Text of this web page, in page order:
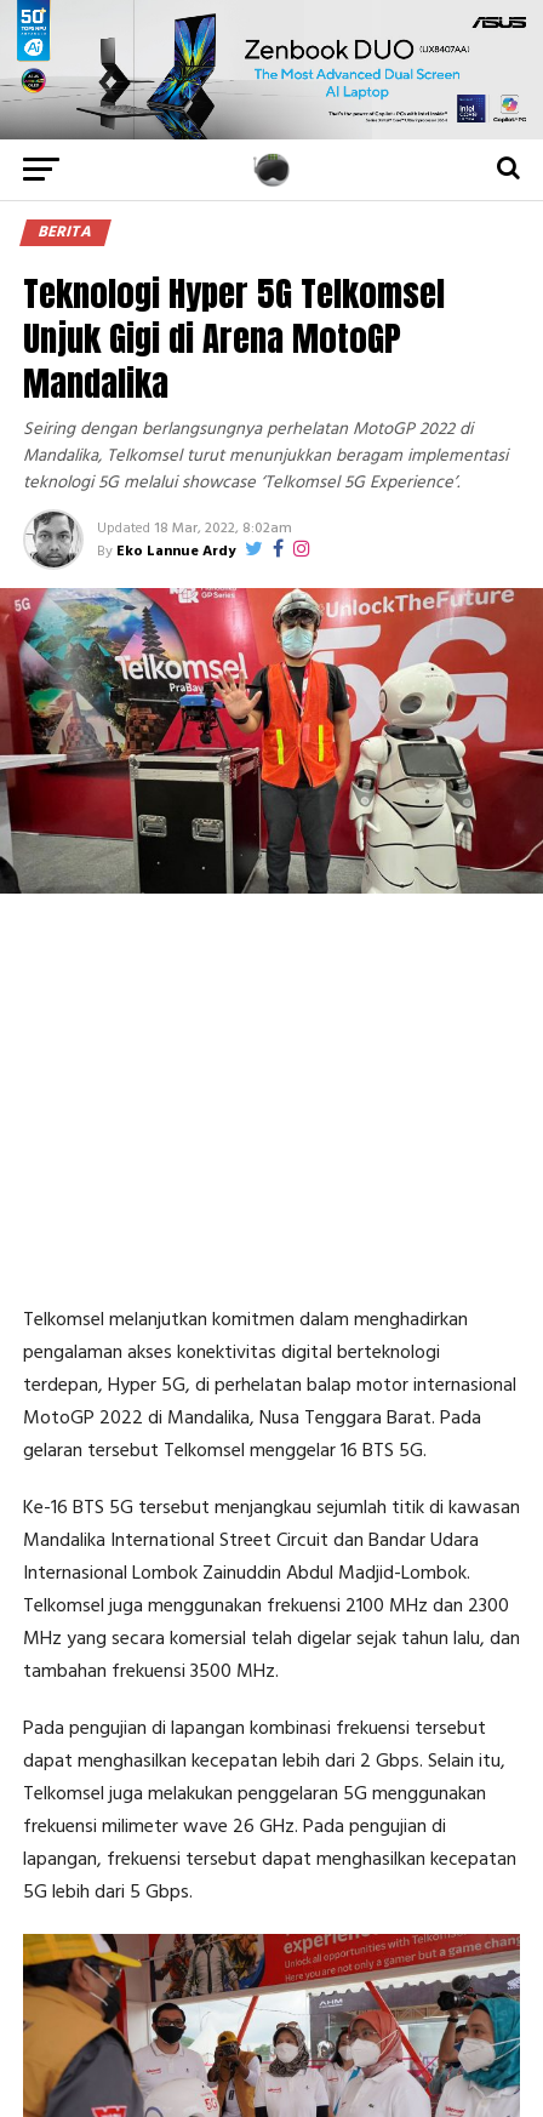
BERITA
Teknologi Hyper 5G Telkomsel
Unjuk Gigi di Arena MotoGP
Mandalika
Seiring dengan berlangsungnya perhelatan MotoGP 2022 di
Mandalika, Telkomsel turut menunjukkan beragam implementasi
teknologi 5G melalui showcase ‘Telkomsel 5G Experience’.
Updated 18 Mar, 2022, 8:02am
By Eko Lannue Ardy
Telkomsel melanjutkan komitmen dalam menghadirkan
pengalaman akses konektivitas digital berteknologi
terdepan, Hyper 5G, di perhelatan balap motor internasional
MotoGP 2022 di Mandalika, Nusa Tenggara Barat. Pada
gelaran tersebut Telkomsel menggelar 16 BTS 5G.
Ke-16 BTS 5G tersebut menjangkau sejumlah titik di kawasan
Mandalika International Street Circuit dan Bandar Udara
Internasional Lombok Zainuddin Abdul Madjid-Lombok.
Telkomsel juga menggunakan frekuensi 2100 MHz dan 2300
MHz yang secara komersial telah digelar sejak tahun lalu, dan
tambahan frekuensi 3500 MHz.
Pada pengujian di lapangan kombinasi frekuensi tersebut
dapat menghasilkan kecepatan lebih dari 2 Gbps. Selain itu,
Telkomsel juga melakukan penggelaran 5G menggunakan
frekuensi milimeter wave 26 GHz. Pada pengujian di
lapangan, frekuensi tersebut dapat menghasilkan kecepatan
5G lebih dari 5 Gbps.